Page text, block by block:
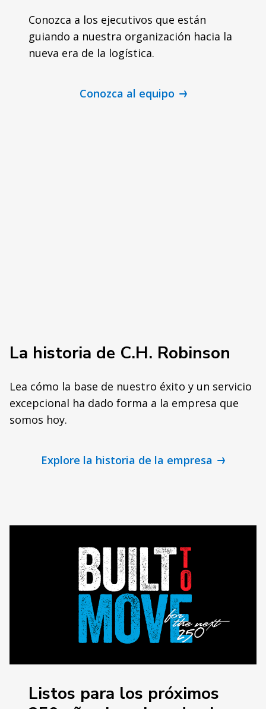
Conozca a los ejecutivos que están
guiando a nuestra organización hacia la
nueva era de la logística.
Conozca al equipo
La historia de C.H. Robinson
Lea cómo la base de nuestro éxito y un servicio
excepcional ha dado forma a la empresa que
somos hoy.
Explore la historia de la empresa
Listos para los próximos